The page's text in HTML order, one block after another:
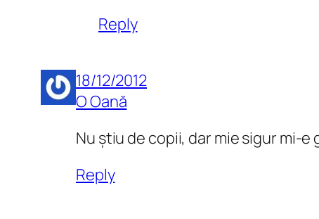
Reply
18/12/2012
O Oană
Nu știu de copii, dar mie sigur mi-
Reply